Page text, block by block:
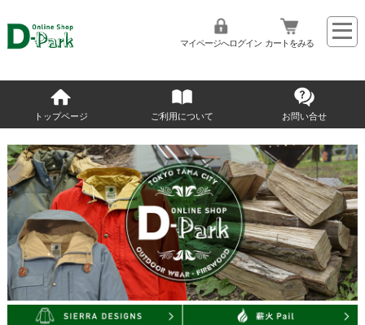
マイページへログイン カートをみる
トップページ ご利用について お問い合せ